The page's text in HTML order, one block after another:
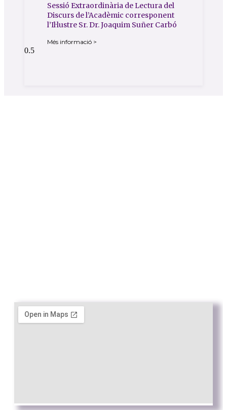
Sessió Extraordinària de Lectura del
Discurs de l’Acadèmic corresponent
l’Il·lustre Sr. Dr. Joaquim Suñer Carbó
Més informació >